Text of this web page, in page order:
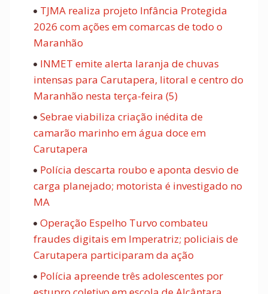
TJMA realiza projeto Infância Protegida
2026 com ações em comarcas de todo o
Maranhão
INMET emite alerta laranja de chuvas
intensas para Carutapera, litoral e centro do
Maranhão nesta terça-feira (5)
Sebrae viabiliza criação inédita de
camarão marinho em água doce em
Carutapera
Polícia descarta roubo e aponta desvio de
carga planejado; motorista é investigado no
MA
Operação Espelho Turvo combateu
fraudes digitais em Imperatriz; policiais de
Carutapera participaram da ação
Polícia apreende três adolescentes por